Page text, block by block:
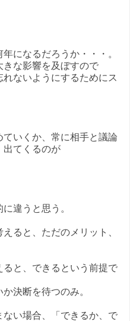
になるだろうか・・・。
な影響を及ぼすので
ないようにするためにス
いくか、常に相手と議論
出てくるのが
違うと思う。
ると、ただのメリット、
ると、できるという前提で
決断を待つのみ。
い場合、「できるか、で